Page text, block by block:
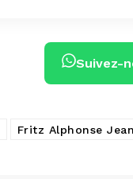
Suivez-
Fritz Alphonse Jean